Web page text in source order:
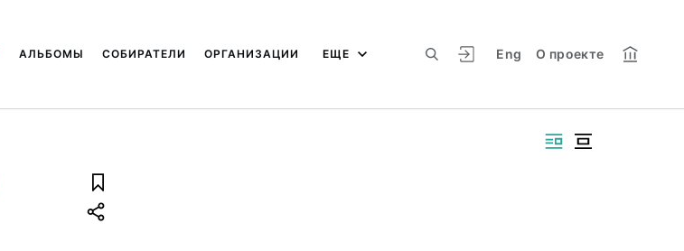
Eng О проекте
АЛЬБОМЫ СОБИРАТЕЛИ ОРГАНИЗАЦИИ ЕЩЕ